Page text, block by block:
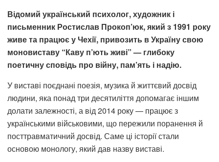
Відомий український психолог, художник і
письменник Ростислав Прокоп’юк, який з 1991 року
живе та працює у Чехії, привозить в Україну свою
моновиставу “Каву п’ють живі” — глибоку
поетичну сповідь про війну, пам’ять і надію.
У виставі поєднані поезія, музика й життєвий досвід
людини, яка понад три десятиліття допомагає іншим
долати залежності, а від 2014 року — працює з
українськими військовими, що пережили поранення й
посттравматичний досвід. Саме ці історії стали
основою монологу, який дав назву виставі.